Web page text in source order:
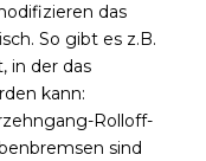
das
So gibt es z.B.
in der das
kann:
Rolloff-
sind